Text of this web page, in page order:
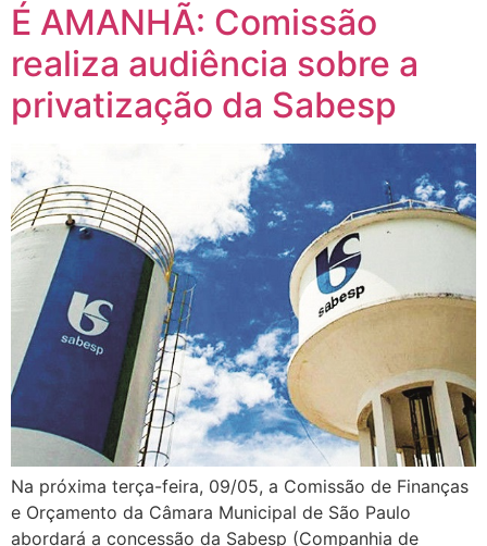
É AMANHÃ: Comissão
realiza audiência sobre a
privatização da Sabesp
Na próxima terça-feira, 09/05, a Comissão de Finanças
e Orçamento da Câmara Municipal de São Paulo
abordará a concessão da Sabesp (Companhia de